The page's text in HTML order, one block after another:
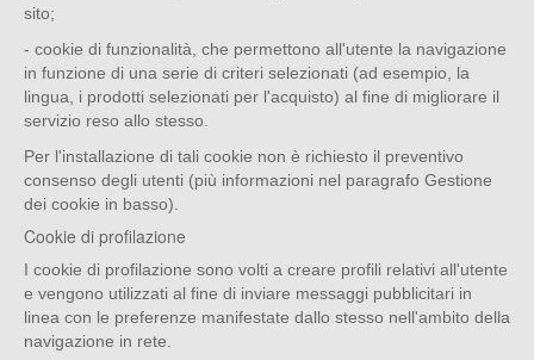
sito;
- cookie di funzionalità, che permettono all'utente la navigazione
in funzione di una serie di criteri selezionati (ad esempio, la
lingua, i prodotti selezionati per l'acquisto) al fine di migliorare il
servizio reso allo stesso.
Per l'installazione di tali cookie non è richiesto il preventivo
consenso degli utenti (più informazioni nel paragrafo Gestione
dei cookie in basso).
Cookie di profilazione
I cookie di profilazione sono volti a creare profili relativi all'utente
e vengono utilizzati al fine di inviare messaggi pubblicitari in
linea con le preferenze manifestate dallo stesso nell'ambito della
navigazione in rete.